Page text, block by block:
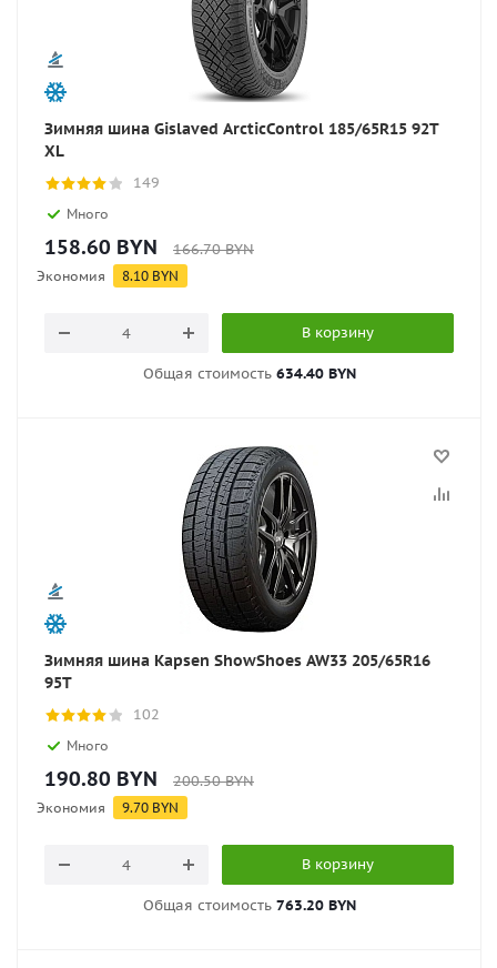
Зимняя шина Gislaved ArcticControl 185/65R15 92T
XL
149
Много
158.60 BYN 166.70BYN
Экономия 8.10 BYN
В корзину
Общая стоимость 634.40 BYN
Зимняя шина Kapsen ShowShoes AW33 205/65R16
95T
102
Много
190.80 BYN 200.50BYN
Экономия 9.70 BYN
В корзину
Общая стоимость 763.20 BYN